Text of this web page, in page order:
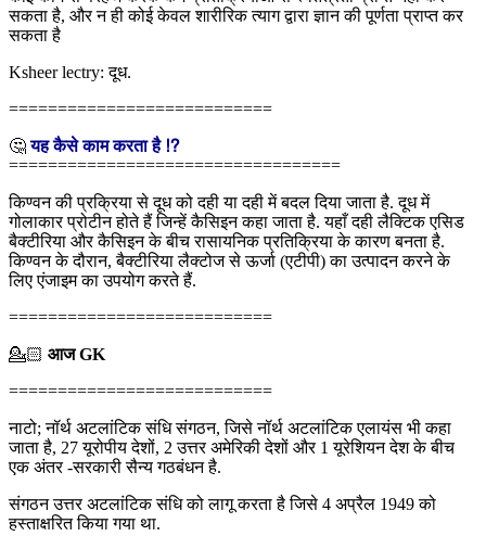
सकता है, और न ही कोई केवल शारीरिक त्याग द्वारा ज्ञान की पूर्णता प्राप्त कर
सकता है
Ksheer lectry: दूध.
===========================
🤔यह कैसे काम करता है ⁉
==================================
किण्वन की प्रक्रिया से दूध को दही या दही में बदल दिया जाता है. दूध में
गोलाकार प्रोटीन होते हैं जिन्हें कैसिइन कहा जाता है. यहाँ दही लैक्टिक एसिड
बैक्टीरिया और कैसिइन के बीच रासायनिक प्रतिक्रिया के कारण बनता है.
किण्वन के दौरान, बैक्टीरिया लैक्टोज से ऊर्जा (एटीपी) का उत्पादन करने के
लिए एंजाइम का उपयोग करते हैं.
===========================
💁🏻‍ आज GK
===========================
नाटो; नॉर्थ अटलांटिक संधि संगठन, जिसे नॉर्थ अटलांटिक एलायंस भी कहा
जाता है, 27 यूरोपीय देशों, 2 उत्तर अमेरिकी देशों और 1 यूरेशियन देश के बीच
एक अंतर -सरकारी सैन्य गठबंधन है.
संगठन उत्तर अटलांटिक संधि को लागू करता है जिसे 4 अप्रैल 1949 को
हस्ताक्षरित किया गया था.